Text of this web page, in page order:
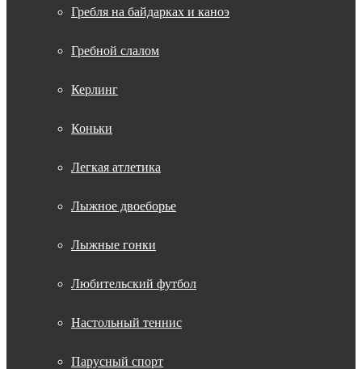
Гребля на байдарках и каноэ
Гребной слалом
Керлинг
Коньки
Легкая атлетика
Лыжное двоеборье
Лыжные гонки
Любительский футбол
Настольный теннис
Парусный спорт